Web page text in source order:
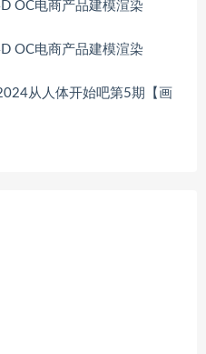
OC电商产品建模渲染
OC电商产品建模渲染
从人体开始吧第5期【画